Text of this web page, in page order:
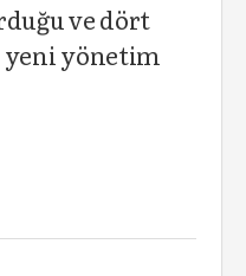
ve dört
yeni yönetim